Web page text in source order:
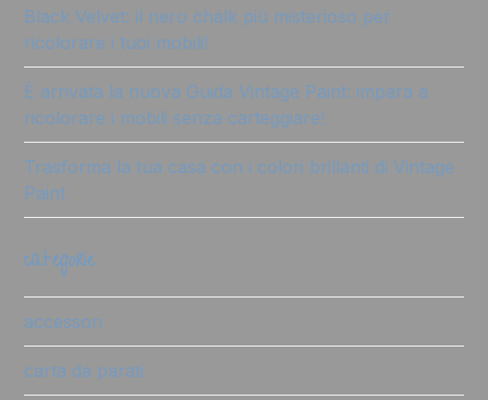
Black Velvet: il nero chalk più misterioso per
ricolorare i tuoi mobili!
È arrivata la nuova Guida Vintage Paint: impara a
ricolorare i mobili senza carteggiare!
Trasforma la tua casa con i colori brillanti di Vintage
Paint
categorie
accessori
carta da parati